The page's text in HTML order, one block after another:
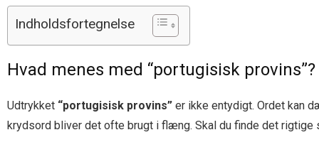
Indholdsfortegnelse
Hvad menes med “portugisisk provins”?
Udtrykket “portugisisk provins” er ikke entydigt. Ordet kan
krydsord bliver det ofte brugt i flæng. Skal du finde det